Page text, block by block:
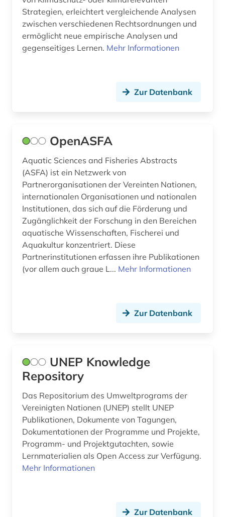
Strategien, erleichtert vergleichende Analysen
zwischen verschiedenen Rechtsordnungen und
ermöglicht neue empirische Analysen und
gegenseitiges Lernen. Mehr Informationen
Zur Datenbank
OpenASFA
Aquatic Sciences and Fisheries Abstracts
(ASFA) ist ein Netzwerk von
Partnerorganisationen der Vereinten Nationen,
internationalen Organisationen und nationalen
Institutionen, das sich auf die Förderung und
Zugänglichkeit der Forschung in den Bereichen
aquatische Wissenschaften, Fischerei und
Aquakultur konzentriert. Diese
Partnerinstitutionen erfassen ihre Publikationen
(vor allem auch graue L... Mehr Informationen
Zur Datenbank
UNEP Knowledge
Repository
Das Repositorium des Umweltprograms der
Vereinigten Nationen (UNEP) stellt UNEP
Publikationen, Dokumente von Tagungen,
Dokumentationen der Programme und Projekte,
Programm- und Projektgutachten, sowie
Lernmaterialien als Open Access zur Verfügung.
Mehr Informationen
Zur Datenbank